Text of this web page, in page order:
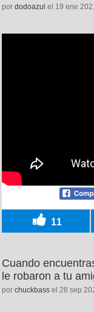
por dodoazul el 19 ene
11
Cuando
le robaron a tu
por chuckbass el 28 sep